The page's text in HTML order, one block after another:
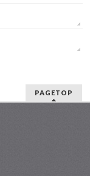
PAGETOP